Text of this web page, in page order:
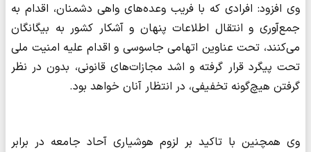
وی افزود: افرادی که با فریب وعده‌های واهی دشمنان، اقدام به
جمع‌آوری و انتقال اطلاعات پنهان و آشکار کشور به بیگانگان
می‌کنند، تحت عناوین اتهامی جاسوسی و اقدام علیه امنیت ملی
تحت پیگرد قرار گرفته و اشد مجازات‌های قانونی، بدون در نظر
گرفتن هیچ‌گونه تخفیفی، در انتظار آنان خواهد بود.
وی همچنین با تاکید بر لزوم هوشیاری آحاد جامعه در برابر